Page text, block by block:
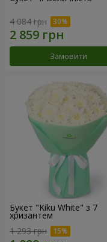
4 084 грн
Замовити
Букет "Kiku White" з 7
хризантем
1 293 грн